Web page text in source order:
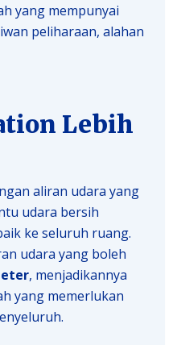
yang mempunyai
peliharaan, alahan
Lebih
aliran udara yang
udara bersih
ke seluruh ruang.
udara yang boleh
, menjadikannya
yang memerlukan